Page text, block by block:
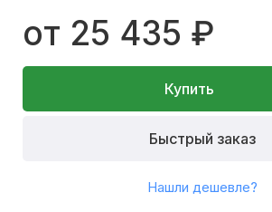
от 25 435 ₽
Купить
Быстрый заказ
Нашли дешевле?